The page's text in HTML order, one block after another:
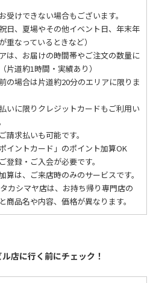
受けできない場合もございます。
祝日、夏場やその他イベント日、年末年
重なっているときなど）
は、お届けの時間帯やご注文の数量に
片道約1時間・実績あり）
の場合は片道約20分のエリアに限りま
いに限りクレジットカードもご利用い
請求払いも可能です。
イントカード」のポイント加算OK
登録・ご入会が必要です。
算は、ご来店時のみのサービスです。
カシマヤ店は、お持ち帰り専門店の
商品名や内容、価格が異なります。
店に行く前にチェック！